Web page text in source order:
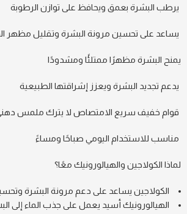
يرطب البشرة بعمق ويحافظ على توازن الرطوبة
يساعد على تحسين مرونة البشرة وتقليل مظهر
يمنح البشرة مظهرًا ممتلئًا ومشدودًا
يدعم تجديد البشرة ويعزز إشراقتها الطبيعية
قوام خفيف سريع الامتصاص لا يترك ملمس
مناسب للاستخدام اليومي صباحًا ومساءً
لماذا الكولاجين والهيالورونيك معًا؟
الكولاجين يساعد على دعم مرونة البشرة
الهيالورونيك أسيد يعمل على جذب الماء إلى